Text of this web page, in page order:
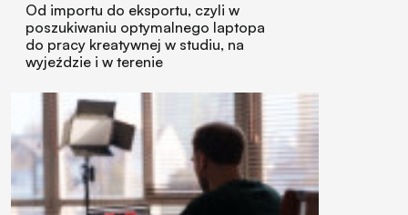
Od importu do eksportu, czyli w
poszukiwaniu optymalnego laptopa
do pracy kreatywnej w studiu, na
wyjeździe i w terenie